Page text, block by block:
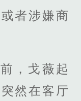
者涉嫌商
，戈薇起
然在客厅